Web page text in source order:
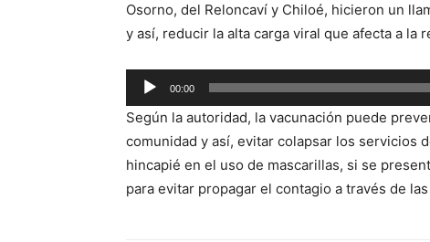
Osorno, del Reloncaví y Chiloé, hicieron un
y así, reducir la alta carga viral que afecta a la
Reproductor
de
audio
00:00
Según la autoridad, la vacunación puede
comunidad y así, evitar colapsar los servicios
hincapié en el uso de mascarillas, si se
para evitar propagar el contagio a través de